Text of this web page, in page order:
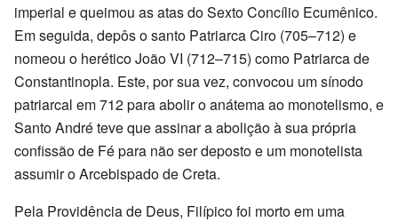
imperial e queimou as atas do Sexto Concílio Ecumênico.
Em seguida, depôs o santo Patriarca Ciro (705–712) e
nomeou o herético João VI (712–715) como Patriarca de
Constantinopla. Este, por sua vez, convocou um sínodo
patriarcal em 712 para abolir o anátema ao monotelismo, e
Santo André teve que assinar a abolição à sua própria
confissão de Fé para não ser deposto e um monotelista
assumir o Arcebispado de Creta.
Pela Providência de Deus, Filípico foi morto em uma